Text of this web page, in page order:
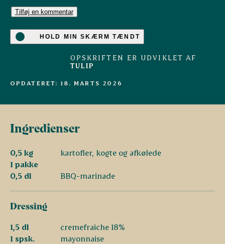
Tilføj en kommentar
HOLD MIN SKÆRM TÆNDT
OPSKRIFTEN ER UDVIKLET AF
TULIP
OPDATERET: 18. MARTS 2026
Ingredienser
0,5 kg
kartofler, kogte og afkølede
1 pakke
0,5 dl
BBQ-marinade
Dressing
1,5 dl
cremefraiche 18%
1 spsk.
mayonnaise